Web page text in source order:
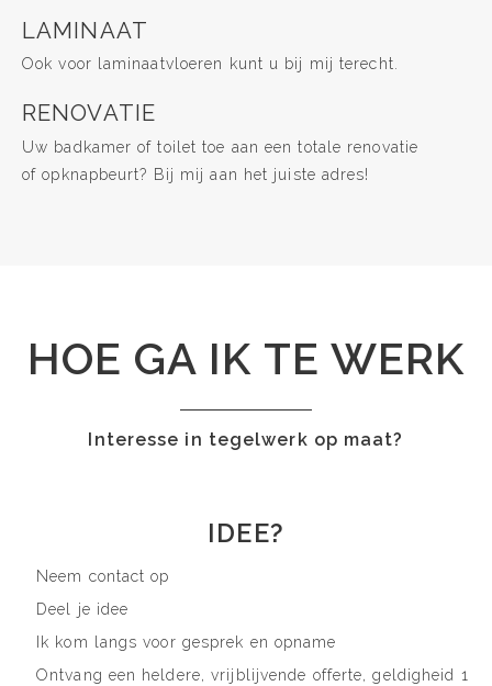
LAMINAAT
Ook voor laminaatvloeren kunt u bij mij terecht.
RENOVATIE
Uw badkamer of toilet toe aan een totale renovatie
of opknapbeurt? Bij mij aan het juiste adres!
HOE GA IK TE WERK
Interesse in tegelwerk op maat?
IDEE?
Neem contact op
Deel je idee
Ik kom langs voor gesprek en opname
Ontvang een heldere, vrijblijvende offerte, geldigheid 1